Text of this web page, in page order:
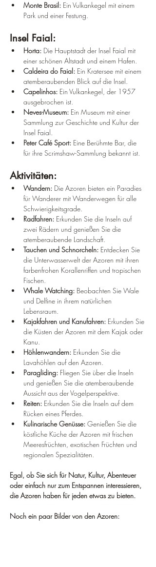
Monte Brasil: Ein Vulkankegel mit einem
Park und einer Festung.
Insel Faial:
Horta: Die Hauptstadt der Insel Faial mit
einer schönen Altstadt und einem Hafen.
Caldeira do Faial: Ein Kratersee mit einem
atemberaubenden Blick auf die Insel.
Capelinhos: Ein Vulkankegel, der 1957
ausgebrochen ist.
Neves-Museum: Ein Museum mit einer
Sammlung zur Geschichte und Kultur der
Insel Faial.
Peter Café Sport: Eine Berühmte Bar, die
für ihre Scrimshaw-Sammlung bekannt ist.
Aktivitäten:
Wandern: Die Azoren bieten ein Paradies
für Wanderer mit Wanderwegen für alle
Schwierigkeitsgrade.
Radfahren: Erkunden Sie die Inseln auf
zwei Rädern und genießen Sie die
atemberaubende Landschaft.
Tauchen und Schnorcheln: Entdecken Sie
die Unterwasserwelt der Azoren mit ihren
farbenfrohen Korallenriffen und tropischen
Fischen.
Whale Watching: Beobachten Sie Wale
und Delfine in ihrem natürlichen
Lebensraum.
Kajakfahren und Kanufahren: Erkunden Sie
die Küsten der Azoren mit dem Kajak oder
Kanu.
Höhlenwandern: Erkunden Sie die
Lavahöhlen auf den Azoren.
Paragliding: Fliegen Sie über die Inseln
und genießen Sie die atemberaubende
Aussicht aus der Vogelperspektive.
Reiten: Erkunden Sie die Inseln auf dem
Rücken eines Pferdes.
Kulinarische Genüsse: Genießen Sie die
köstliche Küche der Azoren mit frischen
Meeresfrüchten, exotischen Früchten und
regionalen Spezialitäten.
Egal, ob Sie sich für Natur, Kultur, Abenteuer
oder einfach nur zum Entspannen interessieren,
die Azoren haben für jeden etwas zu bieten.
Noch ein paar Bilder von den Azoren: